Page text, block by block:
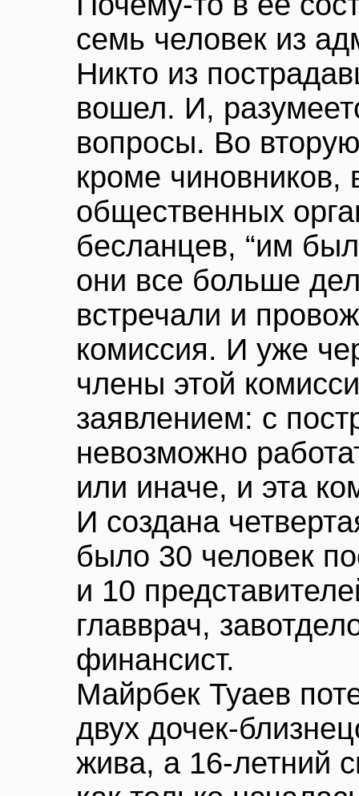
семь человек из
Никто из
вошел. И,
вопросы. Во
кроме чиновников,
общественных
бесланцев, “им
они все больше
встречали и
комиссия. И уже
члены этой
заявлением: с
невозможно
или иначе, и эта
И создана
было 30 человек
и 10
главврач,
финансист.
Майрбек Туаев
двух дочек-
жива, а 16-летний